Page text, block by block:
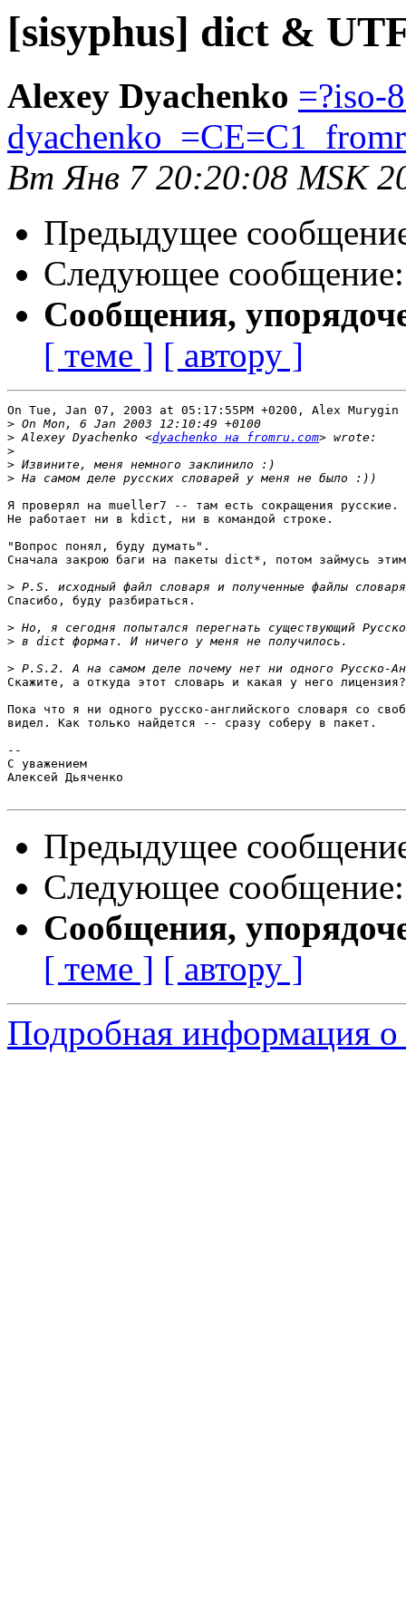
[sisyphus] dict &
Alexey Dyachenko =?iso-
Вт Янв 7 20:20:08 MSK
Предыдущее
Следующее
Сообщения,
[ теме ] [ автору ]
On Tue, Jan 07, 2003 at 05:17:55PM +0200, Alex
>
> Alexey Dyachenko <dyachenko на fromru.com
>
>
>
Я проверял на mueller7 -- там есть сокращения русские.
Не работает ни в kdict, ни в командой строке.
"Вопрос понял, буду думать".
Сначала закрою баги на пакеты dict*, потом займусь
>
Спасибо, буду разбираться.
>
>
>
Скажите, а откуда этот словарь и какая у него лицензия?
Пока что я ни одного русско-английского словаря со
видел. Как только найдется -- сразу соберу в пакет.
--
С уважением
Алексей Дьяченко
Предыдущее
Следующее
Сообщения,
[ теме ] [ автору ]
Подробная информация о